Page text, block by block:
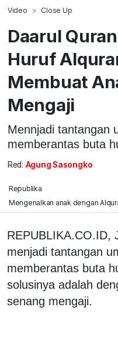
Video Close Up
Daarul
Huruf
Membuat
Mengaji
Mennjadi tantangan
memberantas buta
Red: Agung Sasongko
Republika
Mengenalkan anak dengan
REPUBLIKA.CO.ID,
menjadi tantangan
memberantas buta
solusinya adalah
senang mengaji.